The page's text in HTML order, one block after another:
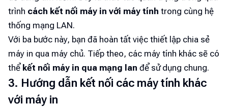
trình cách kết nối máy in với máy tính trong cùng hệ
thống mạng LAN.
Với ba bước này, bạn đã hoàn tất việc thiết lập chia sẻ
máy in qua máy chủ. Tiếp theo, các máy tính khác sẽ có
thể kết nối máy in qua mạng lan để sử dụng chung.
3. Hướng dẫn kết nối các máy tính khác
với máy in